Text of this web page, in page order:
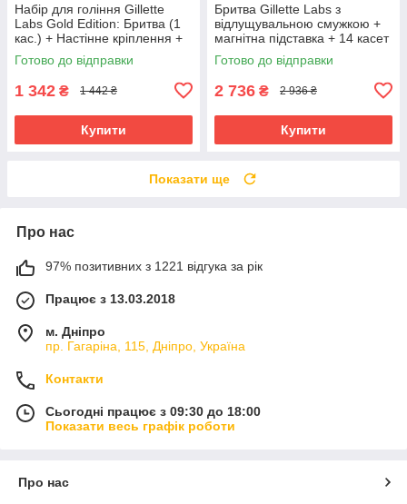
Набір для гоління Gillette
Labs Gold Edition: Бритва (1
кас.) + Настінне кріплення +
Гель 200 мл + Сумка 02894
Готово до відправки
1 342 ₴ 1 442 ₴
Купити
Бритва Gillette Labs з
відлущувальною смужкою +
магнітна підставка + 14 касет
+ кейс
Готово до відправки
2 736 ₴ 2 936 ₴
Купити
Показати ще
Про нас
97% позитивних з 1221 відгука за рік
Працює з 13.03.2018
м. Дніпро
пр. Гагаріна, 115, Дніпро, Україна
Контакти
Сьогодні працює з 09:30 до 18:00
Показати весь графік роботи
Про нас